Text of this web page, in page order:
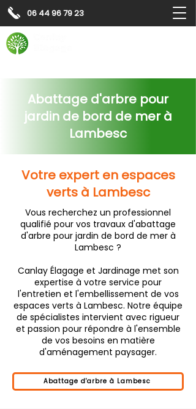
06 44 96 79 23
Abattage d'arbre pour
jardin de bord de mer à
Lambesc
Votre expert en espaces
verts à Lambesc
Vous recherchez un professionnel
qualifié pour vos travaux d'abattage
d'arbre pour jardin de bord de mer à
Lambesc ?
Canlay Élagage et Jardinage met son
expertise à votre service pour
l'entretien et l'embellissement de vos
espaces verts à Lambesc. Notre équipe
de spécialistes intervient avec rigueur
et passion pour répondre à l'ensemble
de vos besoins en matière
d'aménagement paysager.
Abattage d'arbre à Lambesc